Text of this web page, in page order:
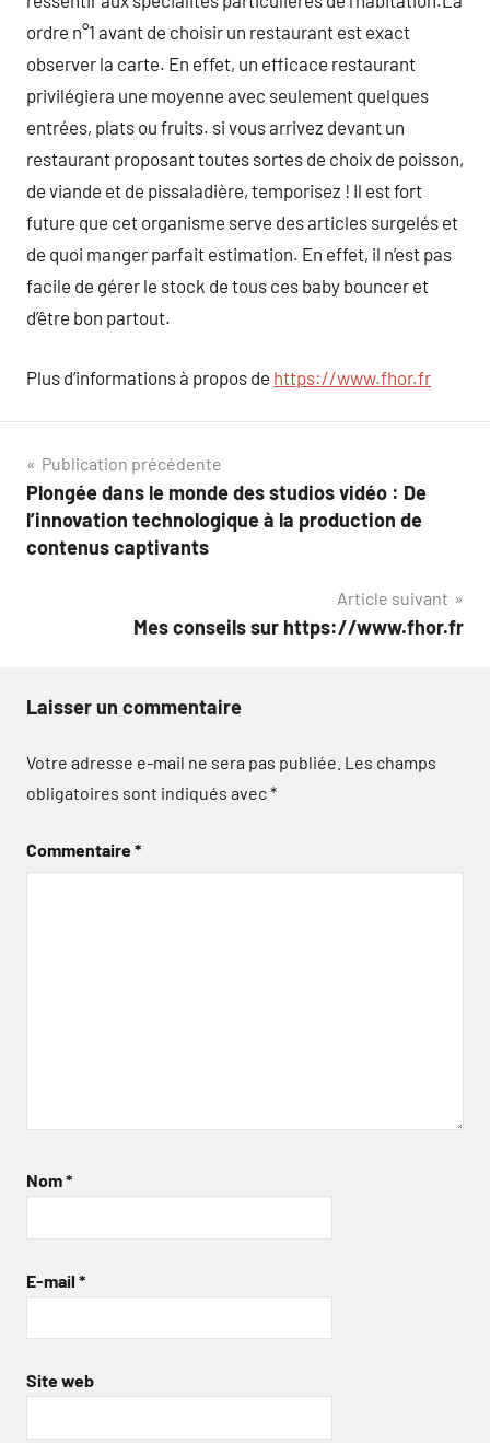
ordre n°1 avant de choisir un restaurant est exact
observer la carte. En effet, un efficace restaurant
privilégiera une moyenne avec seulement quelques
entrées, plats ou fruits. si vous arrivez devant un
restaurant proposant toutes sortes de choix de poisson,
de viande et de pissaladière, temporisez ! Il est fort
future que cet organisme serve des articles surgelés et
de quoi manger parfait estimation. En effet, il n’est pas
facile de gérer le stock de tous ces baby bouncer et
d’être bon partout.
Plus d’informations à propos de https://www.fhor.fr
Navigation
de
l’article
Publication précédente
Plongée dans le monde des studios vidéo : De
l’innovation technologique à la production de
contenus captivants
Article suivant
Mes conseils sur https://www.fhor.fr
Laisser un commentaire
Votre adresse e-mail ne sera pas publiée. Les champs
obligatoires sont indiqués avec*
Commentaire*
Nom*
E-mail *
Site web